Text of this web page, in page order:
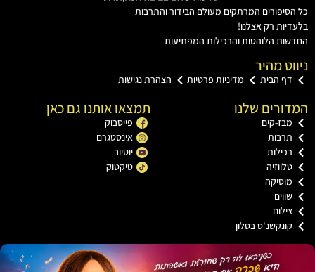
המרתקים מעולם הבידור והתרבות
רק אצלנו!
הלוהטות והרכילות המפתיעות
מהיר
הבית מדיניות פרטיות הצהרת נגישות
שלנו
קים
בסלון
תמצאו אותנו גם כאן
פייסבוק
אינסטגרם
יוטיוב
טיקטוק